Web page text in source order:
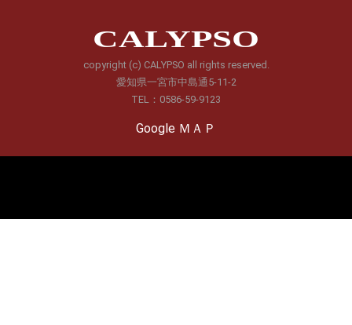
CALYPSO
copyright (c) CALYPSO all rights reserved.
愛知県一宮市中島通5-11-2
TEL：0586-59-9123
Google ＭＡＰ